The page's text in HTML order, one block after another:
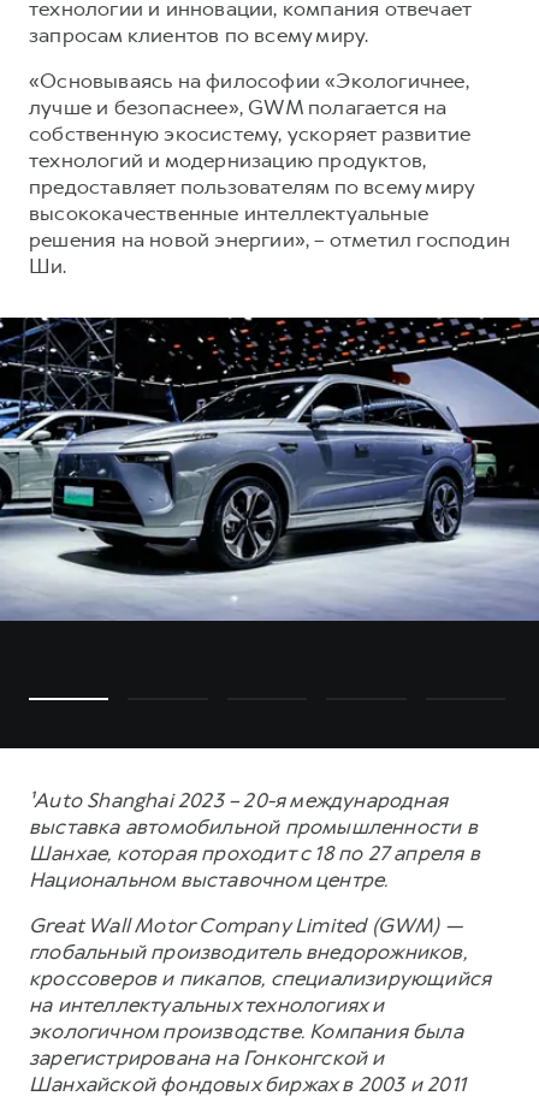
технологии и инновации, компания отвечает
запросам клиентов по всему миру.
«Основываясь на философии «Экологичнее,
лучше и безопаснее», GWM полагается на
собственную экосистему, ускоряет развитие
технологий и модернизацию продуктов,
предоставляет пользователям по всему миру
высококачественные интеллектуальные
решения на новой энергии», – отметил господин
Ши.
¹Auto Shanghai 2023 – 20-я международная
выставка автомобильной промышленности в
Шанхае, которая проходит с 18 по 27 апреля в
Национальном выставочном центре.
Great Wall Motor Company Limited (GWM) —
глобальный производитель внедорожников,
кроссоверов и пикапов, специализирующийся
на интеллектуальных технологиях и
экологичном производстве. Компания была
зарегистрирована на Гонконгской и
Шанхайской фондовых биржах в 2003 и 2011